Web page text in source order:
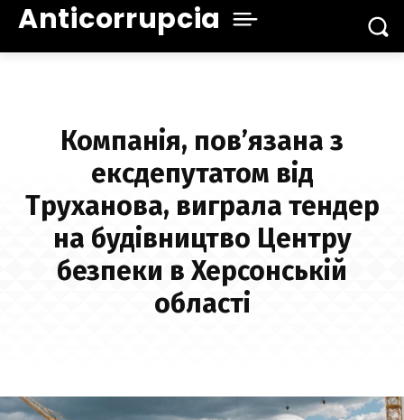
Anticorrupcia
Компанія, пов’язана з
ексдепутатом від
Труханова, виграла тендер
на будівництво Центру
безпеки в Херсонській
області